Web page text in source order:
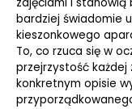
bardziej świadomie
kieszonkowego
To, co rzuca się w
przejrzystość każdej
konkretnym opisie